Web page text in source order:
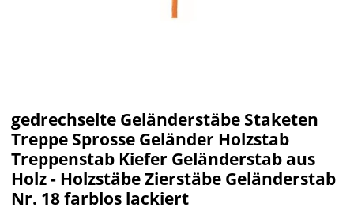
gedrechselte Geländerstäbe Staketen
Treppe Sprosse Geländer Holzstab
Treppenstab Kiefer Geländerstab aus
Holz - Holzstäbe Zierstäbe Geländerstab
Nr. 18 farblos lackiert